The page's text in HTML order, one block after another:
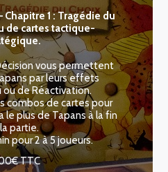
Chapitre 1 : Tragédie du
de cartes tactique-
vous permettent
par leurs effets
ou de Réactivation.
combos de cartes pour
le plus de Tapans à la fin
partie.
pour 2 à 5 joueurs.
€TTC